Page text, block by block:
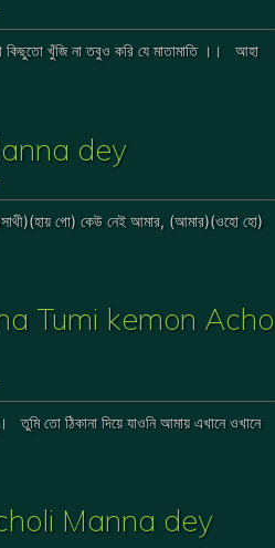
কিছুতো খুঁজি না তবুও করি যে মাতামাতি ।। আহা
dey
গো) কেউ নেই আমার, (আমার)(ওহো হো)
Tumi kemon Acho
তো ঠিকানা দিয়ে যাওনি আমায় এখানে ওখানে
choli Manna dey